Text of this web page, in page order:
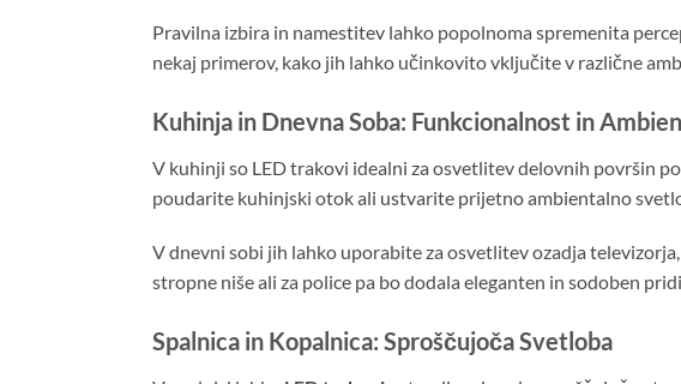
Pravilna izbira in namestitev lahko popolnoma spremenita
nekaj primerov, kako jih lahko učinkovito vključite v različne
Kuhinja in Dnevna Soba: Funkcionalnost in
V kuhinji so LED trakovi idealni za osvetlitev delovnih površin
poudarite kuhinjski otok ali ustvarite prijetno ambientalno
V dnevni sobi jih lahko uporabite za osvetlitev ozadja
stropne niše ali za police pa bo dodala eleganten in sodoben
Spalnica in Kopalnica: Sproščujoča Svetloba